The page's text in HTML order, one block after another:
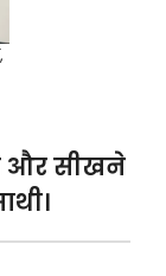
और सीखने